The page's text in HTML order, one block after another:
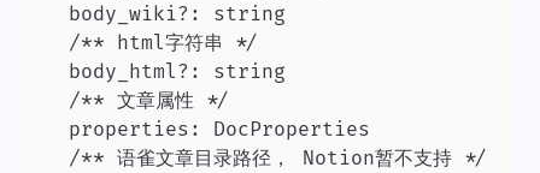
  body_wiki?: string
  /** html字符串 */
  body_html?: string
  /** 文章属性 */
  properties: DocProperties
  /** 语雀文章目录路径， Notion暂不支持 */